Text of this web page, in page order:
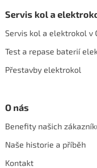
pServis kol a
Servis kol a elektrokol v
Test a repase baterií
Přestavby elektrokol
O nás
Benefity našich
Naše historie a příběh
Kontakt